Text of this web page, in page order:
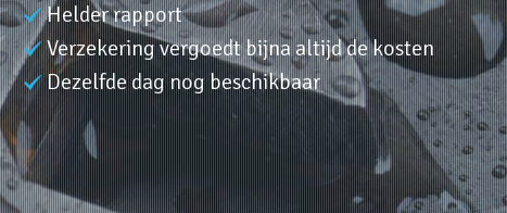
Helder rapport
Verzekering vergoedt bijna altijd de kosten
Dezelfde dag nog beschikbaar